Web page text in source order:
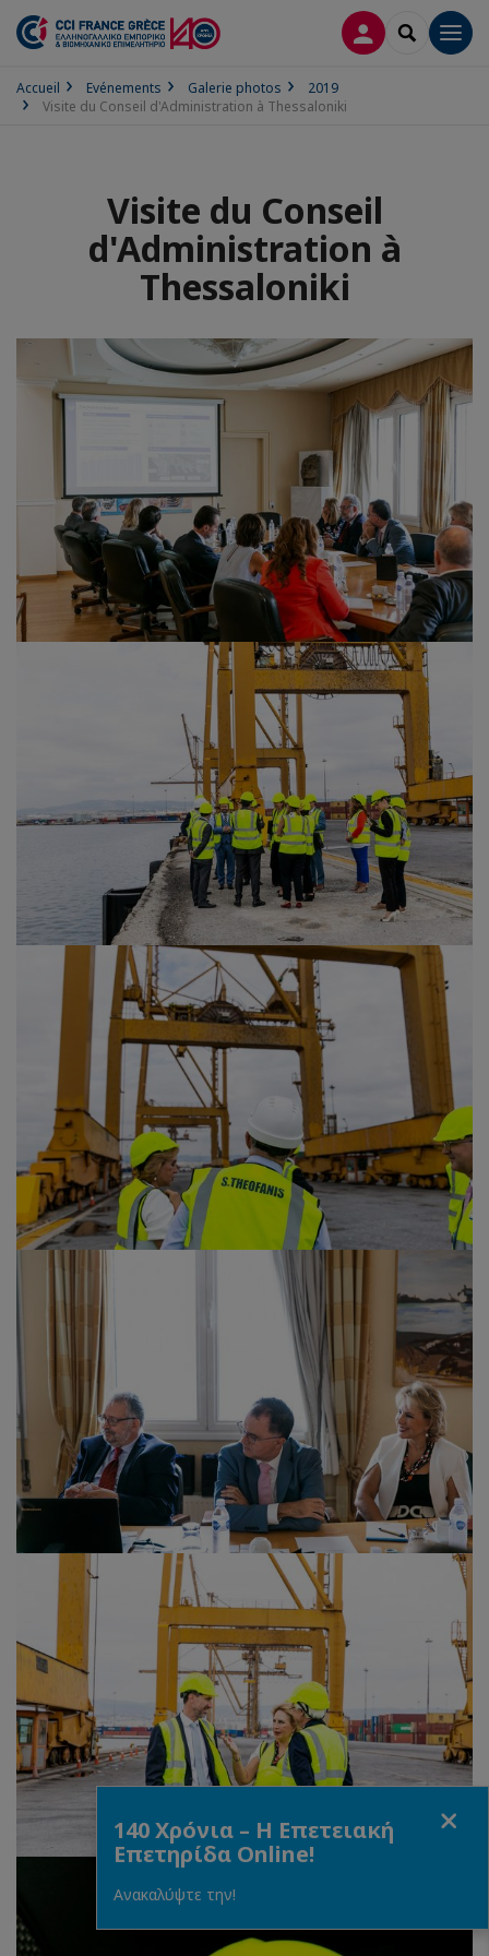
CONNEXION
Accueil Evénements Galerie photos
2019
Visite du Conseil d'Administration à Thessaloniki
Visite du Conseil
d'Administration à
Thessaloniki
140 Χρόνια – Η Επετειακή
Επετηρίδα Online!
Ανακαλύψτε την!